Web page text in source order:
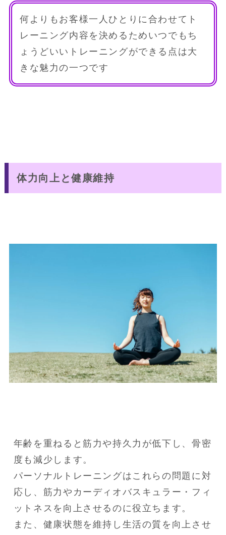
何よりもお客様一人ひとりに合わせてト
レーニング内容を決めるためいつでもち
ょうどいいトレーニングができる点は大
きな魅力の一つです
体力向上と健康維持
年齢を重ねると筋力や持久力が低下し、骨密
度も減少します。
パーソナルトレーニングはこれらの問題に対
応し、筋力やカーディオバスキュラー・フィ
ットネスを向上させるのに役立ちます。
また、健康状態を維持し生活の質を向上させ